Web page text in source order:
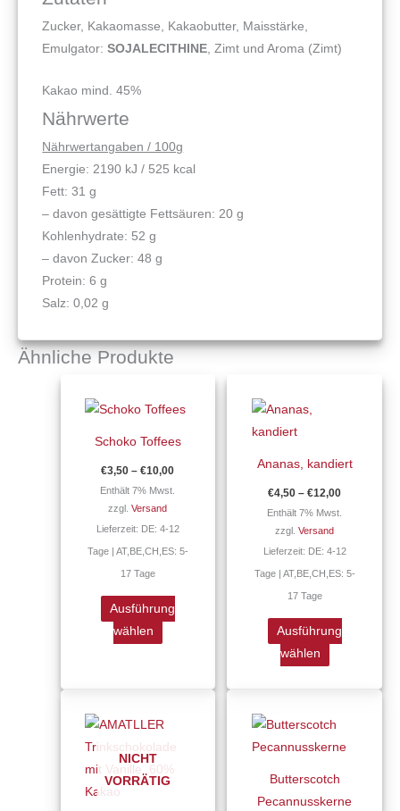
Zucker, Kakaomasse, Kakaobutter, Maisstärke,
Emulgator:SOJALECITHINE, Zimt und Aroma (Zimt)
Kakao mind. 45%
Nährwerte
Nährwertangaben / 100g
Energie: 2190 kJ / 525 kcal
Fett: 31 g
– davon gesättigte Fettsäuren: 20 g
Kohlenhydrate: 52 g
– davon Zucker: 48 g
Protein: 6 g
Salz: 0,02 g
Ähnliche Produkte
Schoko Toffees
€3,50 –€10,00
Preisspanne:
bis
Enthält 7% Mwst.
zzgl.Versand
Lieferzeit: DE: 4-12
Tage | AT,BE,CH,ES: 5-
17 Tage
Ausführung
wählen
Produkt
Varianten
auf.
der
Ananas, kandiert
€4,50 –€12,00
Enthält 7% Mwst.
zzgl.Versand
Lieferzeit: DE: 4-12
Tage | AT,BE,CH,ES: 5-
17 Tage
Ausführung
wählen
auf.
Die
Produktseite
NICHT
VORRÄTIG
Butterscotch
Pecannusskerne
Produkt
weist